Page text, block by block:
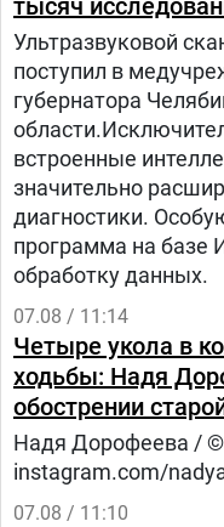
тысяч
Ультразвуковой
поступил в
губернатора
встроенные
значительно
диагностики.
программа на базе
обработку данных.
07.08 / 11:14
Четыре укола в
ходьбы: Надя
обострении
Надя Дорофеева / ©
instagram.com/
07.08 / 11:10